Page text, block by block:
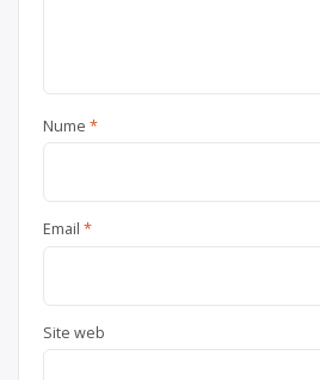
Nume *
Email *
Site web